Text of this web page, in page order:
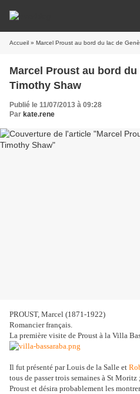
Accueil » Marcel Proust au bord du lac de
Marcel Proust au bord du
Timothy Shaw
Publié le 11/07/2013 à 09:28
Par kate.rene
PROUST, Marcel (1871-1922)
Romancier français.
La première visite de Proust à la Villa
Il fut présenté par Louis de la Salle et
tous de passer trois semaines à St
Proust et désira probablement les